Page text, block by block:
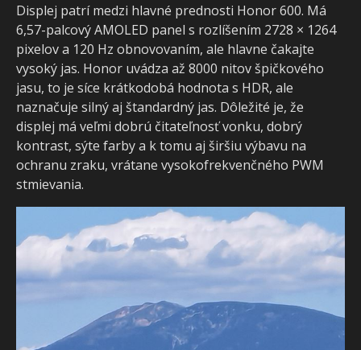
Displej patrí medzi hlavné prednosti Honor 600. M
6,57-palcový AMOLED panel s rozlíšením 2728 × 1264
pixelov a 120 Hz obnovovaním, ale hlavne čakajte
vysoký jas. Honor uvádza až 8000 nitov špičkového
jasu, to je síce krátkodobá hodnota s HDR, ale
naznačuje silný aj štandardný jas. Dôležité je, že
displej má veľmi dobrú čitateľnosť vonku, dobrý
kontrast, sýte farby a k tomu aj širšiu výbavu na
ochranu zraku, vrátane vysokofrekvenčného PWM
stmievania.